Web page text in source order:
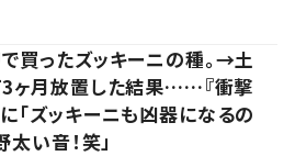
買ったズッキーニの種。→土
3ヶ月放置した結果……『衝撃
「ズッキーニも凶器になるの
太い音！笑」